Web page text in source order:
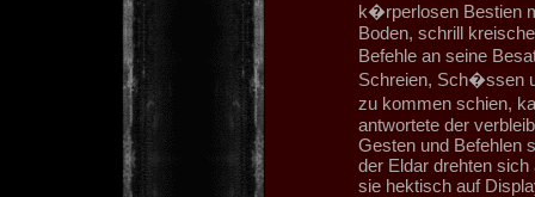
k�rperlosen Bestien
Boden, schrill
Befehle an seine
Schreien, Sch�ssen
zu kommen schien,
antwortete der
Gesten und Befehlen
der Eldar drehten
sie hektisch auf